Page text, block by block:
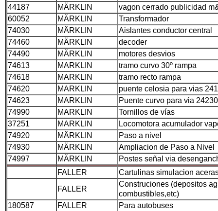
44187
MÄRKLIN
vagon cerrado publicidad
60052
MÄRKLIN
Transformador
74030
MÄRKLIN
Aislantes conductor central
74460
MÄRKLIN
decoder
74490
MÄRKLIN
motores desvios
74613
MARKLIN
tramo curvo 30º rampa
74618
MARKLIN
tramo recto rampa
74620
MARKLIN
puente celosia para vias
74623
MARKLIN
Puente curvo para via 24230
74990
MARKLIN
Tornillos de vías
37251
MARKLIN
Locomotora acumulador
74920
MÄRKLIN
Paso a nivel
74930
MÄRKLIN
Ampliacion de Paso a Nivel
74997
MÄRKLIN
Postes señal via
FALLER
Cartulinas simulacion
FALLER
Construciones (depositos
combustibles,etc)
180587
FALLER
Para autobuses